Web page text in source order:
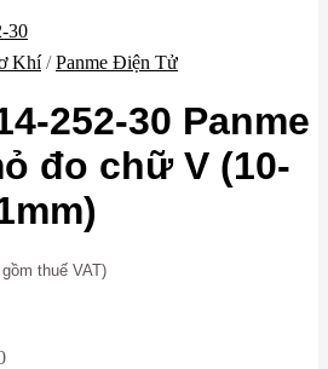
Khí / Panme Điện Tử
252-30 Panme
đo chữ V (10-
thuế VAT)